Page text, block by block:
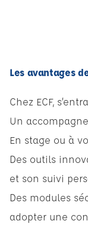
Les avantages
Chez ECF,
Un
En stage ou à
Des outils
et son suivi
Des modules
adopter une